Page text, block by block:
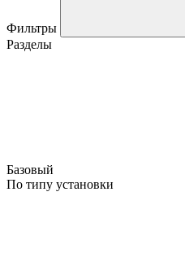
Фильтры
Разделы
Базовый
По типу установки